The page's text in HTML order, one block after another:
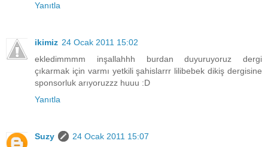
Yanıtla
ikimiz 24 Ocak 2011 15:02
ekledimmmm inşallahhh burdan duyuruyoruz dergi
çıkarmak için varmı yetkili şahislarrr lilibebek dikiş dergisine
sponsorluk arıyoruzzz huuu :D
Yanıtla
Suzy
24 Ocak 2011 15:07